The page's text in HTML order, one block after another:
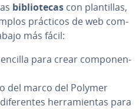
bi­blio­te­cas con pla­n­ti­llas,
prácticos de web co­m­
más fácil:
para crear co­m­po­ne­n­
del marco del Polymer
he­rra­mie­n­tas para